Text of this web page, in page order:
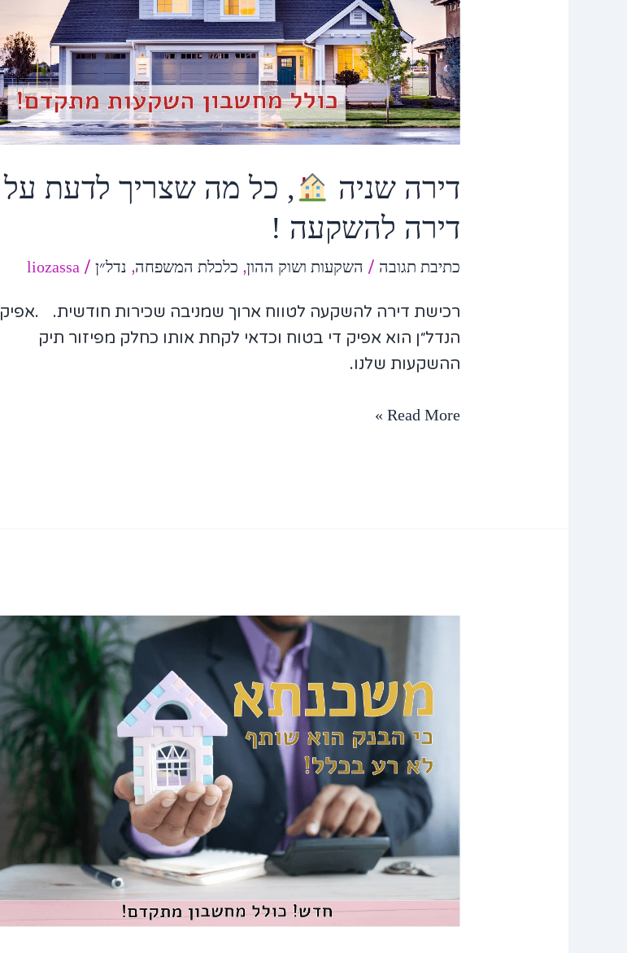
דירה שניה
, כל מה שצריך לדעת על
דירה להשקעה !
כתיבת תגובה / השקעות ושוק ההון, כלכלת המשפחה, נדל״ן /
liozassa
רכישת דירה להשקעה לטווח ארוך שמניבה שכירות חודשית. .אפיק
הנדל״ן הוא אפיק די בטוח וכדאי לקחת אותו כחלק מפיזור תיק
ההשקעות שלנו.
לדעת
על
דירה
להשקעה
!
Read More »
הבנק
שותף
לא
רע
בכלל